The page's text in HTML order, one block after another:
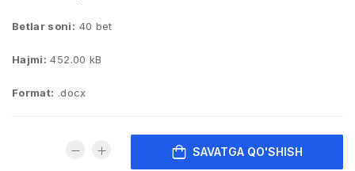
Betlar soni: 40 bet
Hajmi: 452.00 kB
Format: .docx
SAVATGA QO'SHISH